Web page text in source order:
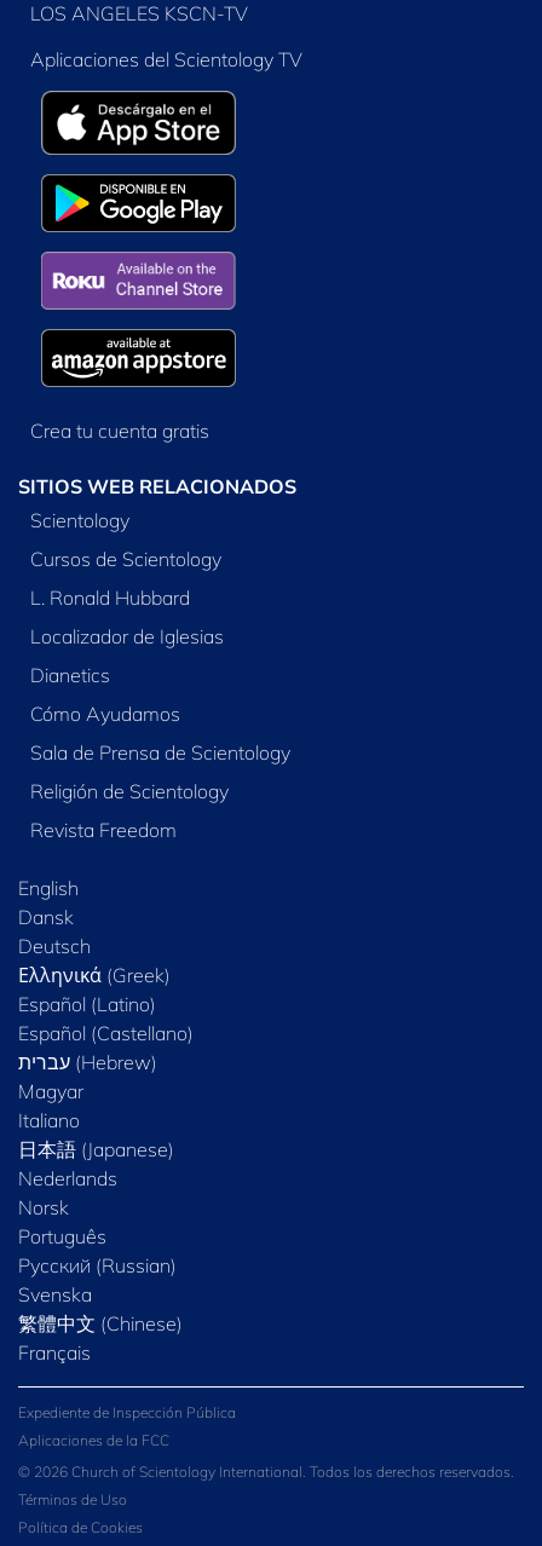
LOS ANGELES KSCN-TV
Aplicaciones del Scientology TV
Crea tu cuenta gratis
SITIOS WEB RELACIONADOS
Scientology
Cursos de Scientology
L. Ronald Hubbard
Localizador de Iglesias
Dianetics
Cómo Ayudamos
Sala de Prensa de Scientology
Religión de Scientology
Revista Freedom
English
Dansk
Deutsch
Ελληνικά (Greek)
Español (Latino)
Español (Castellano)
Magyar
Italiano
日本語 (Japanese)
Nederlands
Norsk
Português
Русский (Russian)
Svenska
繁體中文 (Chinese)
Français
Expediente de Inspección Pública
Aplicaciones de la FCC
© 2026 Church of Scientology International. Todos los derechos reservados.
Términos de Uso
Política de Cookies